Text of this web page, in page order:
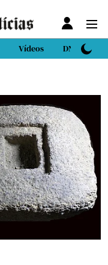
Vídeos DN Sport